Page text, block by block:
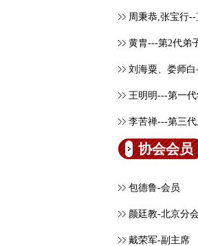
周秉恭,张宝行
黄胄---第2代弟
刘海粟、娄师
王明明---第一
李苦禅---第三
协会会员
包德鲁-会员
颜廷教-北京分
戴荣军-副主席